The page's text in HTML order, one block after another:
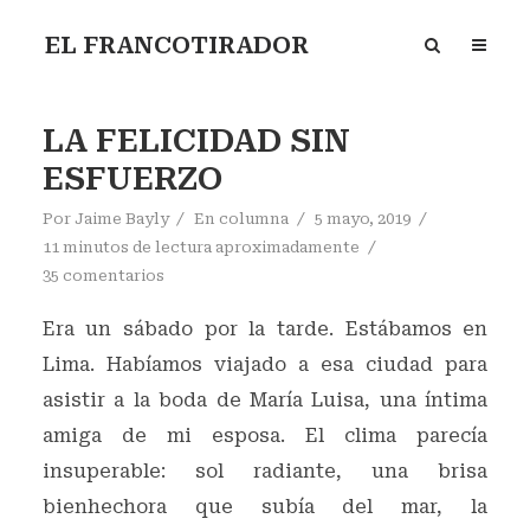
EL FRANCOTIRADOR
LA FELICIDAD SIN
ESFUERZO
Por Jaime Bayly En columna
5 mayo, 2019
11 minutos de lectura aproximadamente
35 comentarios
Era un sábado por la tarde. Estábamos en
Lima. Habíamos viajado a esa ciudad para
asistir a la boda de María Luisa, una íntima
amiga de mi esposa. El clima parecía
insuperable: sol radiante, una brisa
bienhechora que subía del mar, la